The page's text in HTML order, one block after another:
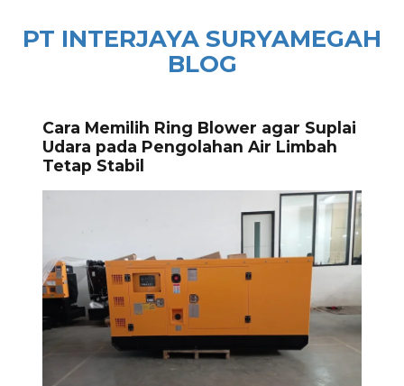
PT INTERJAYA SURYAMEGAH
BLOG
Cara Memilih Ring Blower agar Suplai
Udara pada Pengolahan Air Limbah
Tetap Stabil